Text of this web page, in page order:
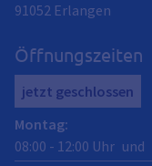
91052 Erlangen
Öffnungszeiten
jetzt geschlossen
Montag:
08:00 - 12:00 Uhr und